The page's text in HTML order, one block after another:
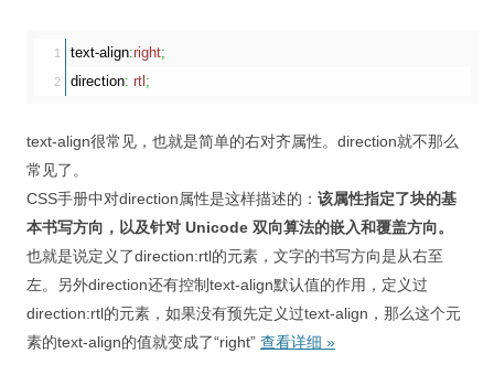
1 text-align:right;
direction: rtl;
text-align很常见，也就是简单的右对齐属性。direction就不那么
常见了。
CSS手册中对direction属性是这样描述的： 该属性指定了块的基
本书写方向，以及针对 Unicode 双向算法的嵌入和覆盖方向。
也就是说定义了direction:rtl的元素，文字的书写方向是从右至
左。另外direction还有控制text-align默认值的作用，定义过
direction:rtl的元素，如果没有预先定义过text-align，那么这个元
素的text-align的值就变成了“right” 查看详细 »